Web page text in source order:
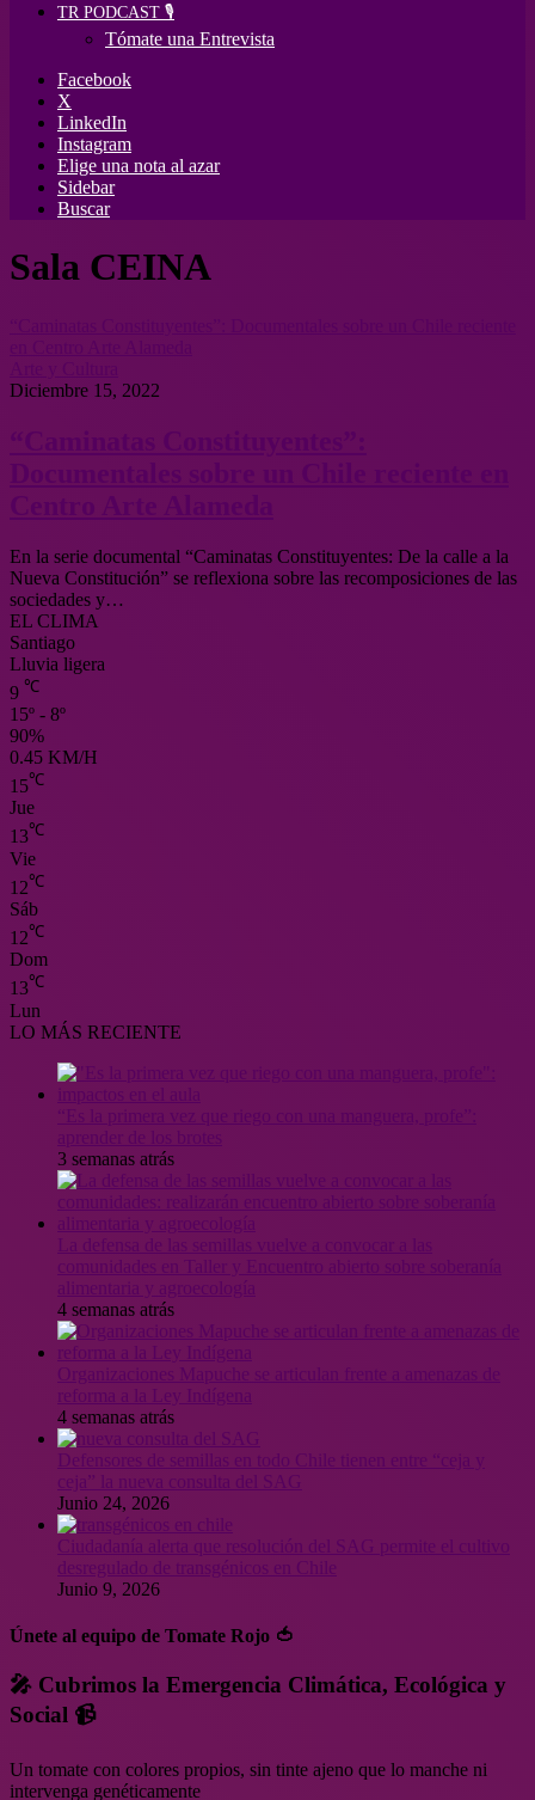
TR PODCAST 🎙️
Tómate una Entrevista
Facebook
X
LinkedIn
Instagram
Elige una nota al azar
Sidebar
Buscar
Sala CEINA
Diciembre 15, 2022
En la serie documental “Caminatas Constituyentes: De la calle a la
Nueva Constitución” se reflexiona sobre las recomposiciones de las
sociedades y…
EL CLIMA
Santiago
Lluvia ligera
9 ℃
15º - 8º
90%
0.45 KM/H
15℃
Jue
13℃
Vie
12℃
Sáb
12℃
Dom
13℃
Lun
LO MÁS RECIENTE
3 semanas atrás
4 semanas atrás
Organizaciones Mapuche se articulan frente a amenazas de
4 semanas atrás
Junio 24, 2026
Ciudadanía alerta que resolución del SAG permite el cultivo
desregulado de transgénicos en Chile
Junio 9, 2026
Únete al equipo de Tomate Rojo 🍅
🎤 Cubrimos la Emergencia Climática, Ecológica y
Social 📹
Un tomate con colores propios, sin tinte ajeno que lo manche ni
intervenga genéticamente